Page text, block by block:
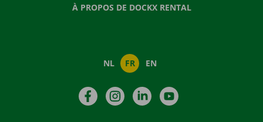
À PROPOS DE DOCKX RENTAL
NL FR EN
FacebookInstagramLinkedIn